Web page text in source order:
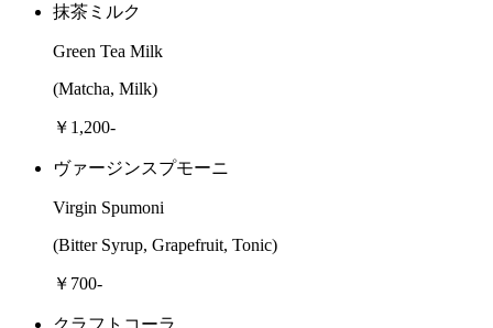
抹茶ミルク
Green Tea Milk
(Matcha, Milk)
￥1,200-
ヴァージンスプモーニ
Virgin Spumoni
(Bitter Syrup, Grapefruit, Tonic)
￥700-
クラフトコーラ